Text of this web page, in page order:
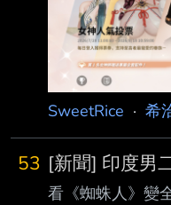
http://
----- Sent from
S9380. -- 慾神
不錯 可惜在這遊
SweetRice · 希
53 [新聞] 印度男
看《蜘蛛人》變